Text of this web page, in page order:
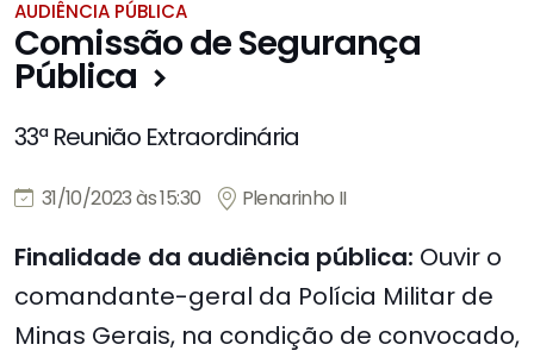
AUDIÊNCIA PÚBLICA
Comissão de Segurança
Pública
33ª Reunião Extraordinária
31/10/2023 às 15:30 Plenarinho II
Finalidade da audiência pública: Ouvir o
comandante-geral da Polícia Militar de
Minas Gerais, na condição de convocado,